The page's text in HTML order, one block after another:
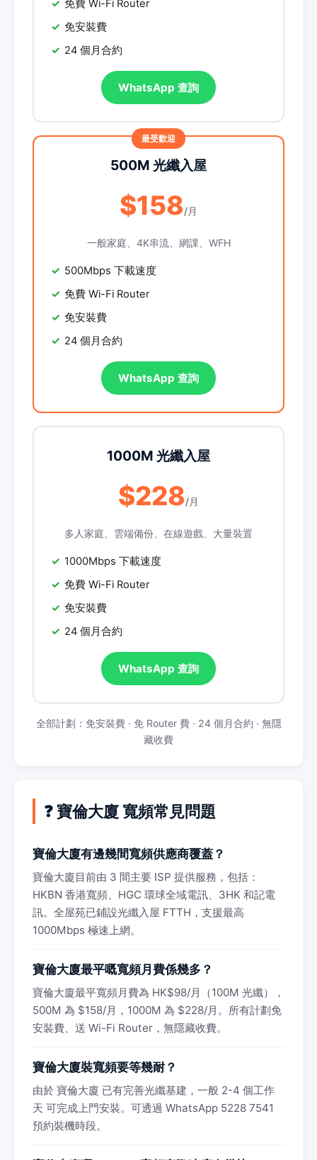
免費 Wi-Fi Router
免安裝費
24 個月合約
WhatsApp 查詢
500M 光纖入屋
$158/月
一般家庭、4K串流、網課、WFH
500Mbps 下載速度
免費 Wi-Fi Router
免安裝費
24 個月合約
WhatsApp 查詢
1000M 光纖入屋
$228/月
多人家庭、雲端備份、在線遊戲、大量裝置
1000Mbps 下載速度
免費 Wi-Fi Router
免安裝費
24 個月合約
WhatsApp 查詢
全部計劃：免安裝費 · 免 Router 費 · 24 個月合約 · 無隱
藏收費
❓ 寶倫大廈 寬頻常見問題
寶倫大廈有邊幾間寬頻供應商覆蓋？
寶倫大廈目前由 3 間主要 ISP 提供服務，包括：
HKBN 香港寬頻、HGC 環球全域電訊、3HK 和記電
訊。全屋苑已鋪設光纖入屋 FTTH，支援最高
1000Mbps 極速上網。
寶倫大廈最平嘅寬頻月費係幾多？
寶倫大廈最平寬頻月費為 HK$98/月（100M 光纖），
500M 為 $158/月，1000M 為 $228/月。所有計劃免
安裝費、送 Wi-Fi Router，無隱藏收費。
寶倫大廈裝寬頻要等幾耐？
由於 寶倫大廈 已有完善光纖基建，一般 2-4 個工作
天 可完成上門安裝。可透過 WhatsApp 5228 7541
預約裝機時段。